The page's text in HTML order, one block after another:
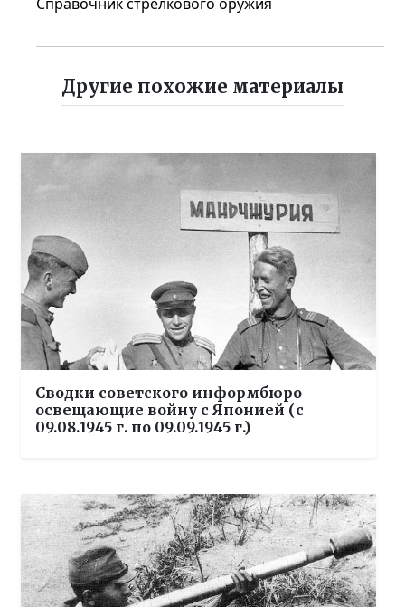
Другие похожие материалы
Сводки советского информбюро
освещающие войну с Японией (с
09.08.1945 г. по 09.09.1945 г.)